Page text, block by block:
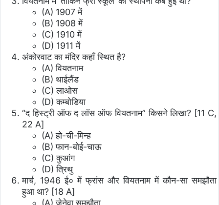
(A) 1907 में
(B) 1908 में
(C) 1910 में
(D) 1911 में
अंकोरवाट का मंदिर कहाँ स्थित है?
(A) वियतनाम
(B) थाईलैंड
(C) लाओस
(D) कम्बोडिया
“द हिस्ट्री ऑफ द लॉस ऑफ वियतनाम” किसने लिखा? [11 C,
22 A]
(A) हो-ची-मिन्ह
(B) फान-बोई-चाऊ
(C) कुआंग
(D) त्रिथु
मार्च, 1946 ई० में फ्रांस और वियतनाम में कौन-सा समझौता
हुआ था? [18 A]
(A) जेनेवा समझौता